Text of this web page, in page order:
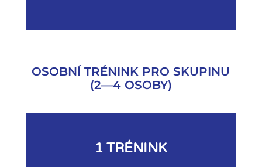
OSOBNÍ TRÉNINK PRO SKUPINU
(2—4 OSOBY)
1 TRÉNINK